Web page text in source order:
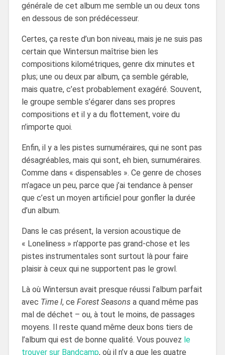
générale de cet album me semble un ou deux tons
en dessous de son prédécesseur.
Certes, ça reste d’un bon niveau, mais je ne suis pas
certain que Wintersun maîtrise bien les
compositions kilométriques, genre dix minutes et
plus; une ou deux par album, ça semble gérable,
mais quatre, c’est probablement exagéré. Souvent,
le groupe semble s’égarer dans ses propres
compositions et il y a du flottement, voire du
n’importe quoi.
Enfin, il y a les pistes surnuméraires, qui ne sont pas
désagréables, mais qui sont, eh bien, surnuméraires.
Comme dans « dispensables ». Ce genre de choses
m’agace un peu, parce que j’ai tendance à penser
que c’est un moyen artificiel pour gonfler la durée
d’un album.
Dans le cas présent, la version acoustique de
« Loneliness » n’apporte pas grand-chose et les
pistes instrumentales sont surtout là pour faire
plaisir à ceux qui ne supportent pas le growl.
Là où Wintersun avait presque réussi l’album parfait
avec Time I, ce Forest Seasonsa quand même pas
mal de déchet – ou, à tout le moins, de passages
moyens. Il reste quand même deux bons tiers de
l’album qui est de bonne qualité. Vous pouvez le
trouver sur Bandcamp, où il n’y a que les quatre